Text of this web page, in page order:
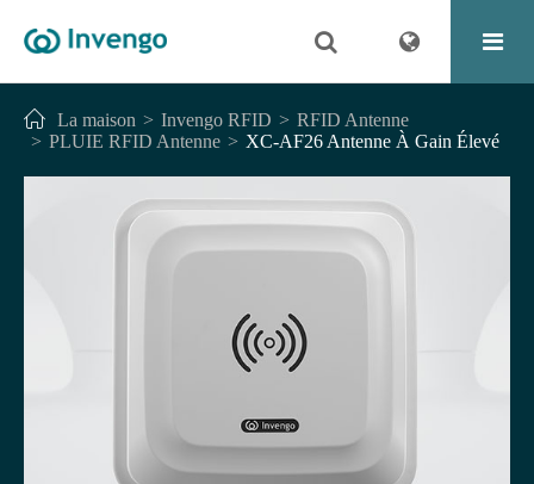
La maison Invengo RFID
RFID Antenne
PLUIE RFID Antenne
XC-AF26 Antenne À Gain Élevé